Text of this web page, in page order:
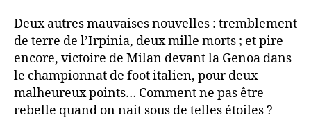
Deux autres mauvaises nouvelles : tremblement
de terre de l’Irpinia, deux mille morts ; et pire
encore, victoire de Milan devant la Genoa dans
le championnat de foot italien, pour deux
malheureux points… Comment ne pas être
rebelle quand on nait sous de telles étoiles ?